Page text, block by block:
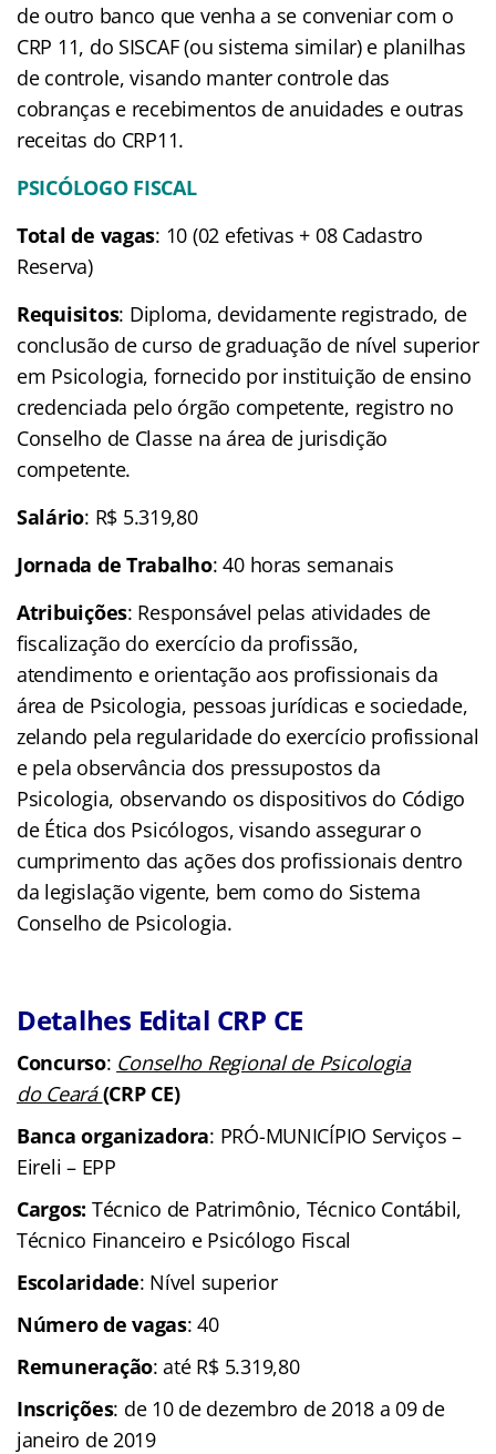
de outro banco que venha a se conveniar com o
CRP 11, do SISCAF (ou sistema similar) e planilhas
de controle, visando manter controle das
cobranças e recebimentos de anuidades e outras
receitas do CRP11.
PSICÓLOGO FISCAL
Total de vagas: 10 (02 efetivas + 08 Cadastro
Reserva)
Requisitos: Diploma, devidamente registrado, de
conclusão de curso de graduação de nível superior
em Psicologia, fornecido por instituição de ensino
credenciada pelo órgão competente, registro no
Conselho de Classe na área de jurisdição
competente.
Salário: R$ 5.319,80
Jornada de Trabalho: 40 horas semanais
Atribuições: Responsável pelas atividades de
fiscalização do exercício da profissão,
atendimento e orientação aos profissionais da
área de Psicologia, pessoas jurídicas e sociedade,
zelando pela regularidade do exercício profissional
e pela observância dos pressupostos da
Psicologia, observando os dispositivos do Código
de Ética dos Psicólogos, visando assegurar o
cumprimento das ações dos profissionais dentro
da legislação vigente, bem como do Sistema
Conselho de Psicologia.
Detalhes Edital CRP CE
Concurso: Conselho Regional de Psicologia
do Ceará (CRP CE)
Banca organizadora: PRÓ-MUNICÍPIO Serviços –
Eireli – EPP
Cargos: Técnico de Patrimônio, Técnico Contábil,
Técnico Financeiro e Psicólogo Fiscal
Escolaridade: Nível superior
Número de vagas: 40
Remuneração: até R$ 5.319,80
Inscrições: de 10 de dezembro de 2018 a 09 de
janeiro de 2019